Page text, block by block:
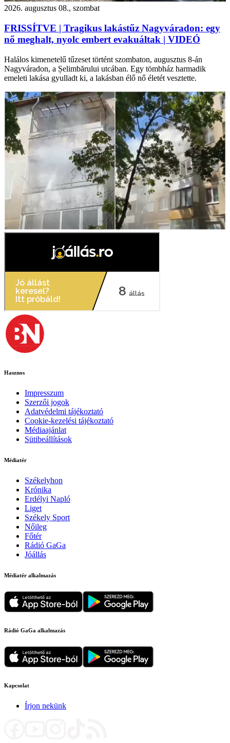
2026. augusztus 08., szombat
FRISSÍTVE | Tragikus lakástűz Nagyváradon: egy
nő meghalt, nyolc embert evakuáltak | VIDEÓ
Halálos kimenetelű tűzeset történt szombaton, augusztus 8-án
Nagyváradon, a Șelimbărului utcában. Egy tömbház harmadik
emeleti lakása gyulladt ki, a lakásban élő nő életét vesztette.
Hasznos
Impresszum
Szerzői jogok
Adatvédelmi tájékoztató
Cookie-kezelési tájékoztató
Médiaajánlat
Sütibeállítások
Médiatér
Székelyhon
Krónika
Erdélyi Napló
Liget
Székely Sport
Nőileg
Főtér
Rádió GaGa
Jóállás
Médiatér alkalmazás
Rádió GaGa alkalmazás
Kapcsolat
Írjon nekünk